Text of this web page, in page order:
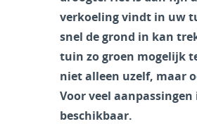
verkoeling vindt in uw
snel de grond in kan
tuin zo groen mogelijk
niet alleen uzelf, maar
Voor veel aanpassingen
beschikbaar.